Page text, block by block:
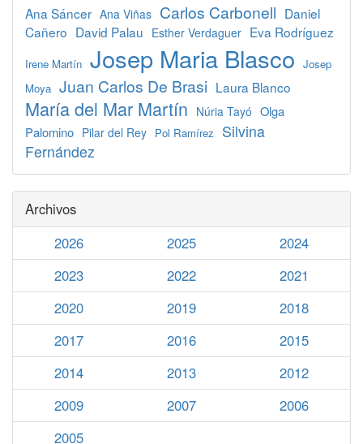
Ana Sáncer Ana Viñas Carlos Carbonell Daniel
Cañero David Palau Esther Verdaguer Eva Rodríguez
Irene Martín Josep Maria Blasco Josep
Moya Juan Carlos De Brasi Laura Blanco
María del Mar Martín Núria Tayó Olga
Palomino Pilar del Rey Pol Ramírez
Silvina
Fernández
Archivos
2026
2025
2024
2023
2022
2021
2020
2019
2018
2017
2016
2015
2014
2013
2012
2009
2007
2006
2005